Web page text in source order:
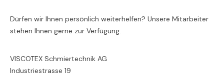
Dürfen wir Ihnen persönlich weiterhelfen? Unsere Mitarbeiter
stehen Ihnen gerne zur Verfügung.
VISCOTEX Schmiertechnik AG
Industriestrasse 19